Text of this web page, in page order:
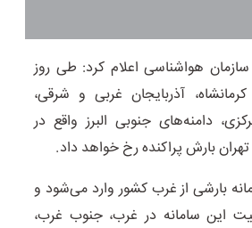
سازمان هواشناسی اعلام کرد: طی روز
آذربایجان غربی و شرقی،
دامنه‌های جنوبی البرز واقع در
تهران بارش پراکنده رخ خواهد داد.
بارشی از غرب کشور وارد می‌شود و
این سامانه در غرب، جنوب غرب،